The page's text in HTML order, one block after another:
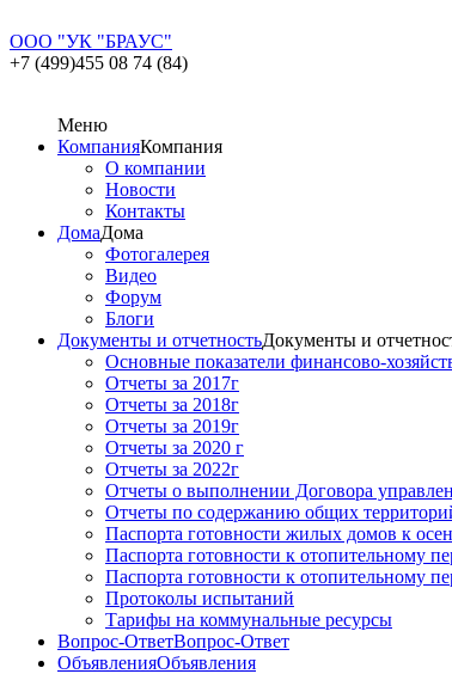
ООО "УК "БРАУС"
+7 (499)455 08 74 (84)
Меню
КомпанияКомпания
О компании
Новости
Контакты
ДомаДома
Фотогалерея
Видео
Форум
Блоги
Документы и отчетностьДокументы и
Основные показатели финансово-
Отчеты за 2017г
Отчеты за 2018г
Отчеты за 2019г
Отчеты за 2020 г
Отчеты за 2022г
Отчеты о выполнении Договора
Отчеты по содержанию общих
Паспорта готовности жилых домов к
Паспорта готовности к отопительному
Паспорта готовности к отопительному
Протоколы испытаний
Тарифы на коммунальные ресурсы
Вопрос-ОтветВопрос-Ответ
ОбъявленияОбъявления